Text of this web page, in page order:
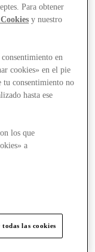
Para obtener
y nuestro
en
cookies» en el pie
tu consentimiento no
hasta ese
los que
a
las cookies